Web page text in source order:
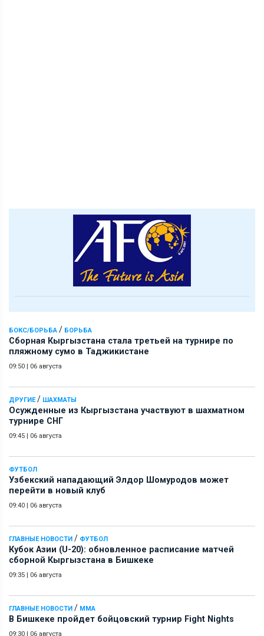
БОКС/БОРЬБА / БОРЬБА
Сборная Кыргызстана стала третьей на турнире по
пляжному сумо в Таджикистане
09:50 | 06 августа
ДРУГИЕ/ ШАХМАТЫ
Осужденные из Кыргызстана участвуют в шахматном
турнире СНГ
09:45 | 06 августа
ФУТБОЛ
Узбекский нападающий Элдор Шомуродов может
перейти в новый клуб
09:40 | 06 августа
ГЛАВНЫЕ НОВОСТИ / ФУТБОЛ
Кубок Азии (U-20): обновленное расписание матчей
сборной Кыргызстана в Бишкеке
09:35 | 06 августа
ГЛАВНЫЕ НОВОСТИ / ММА
В Бишкеке пройдет бойцовский турнир Fight Nights
09:30 | 06 августа